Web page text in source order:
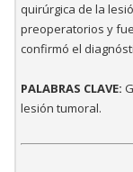
quirúrgica de la
preoperatorios y
confirmó el
PALABRAS CLAVE:
lesión tumoral.